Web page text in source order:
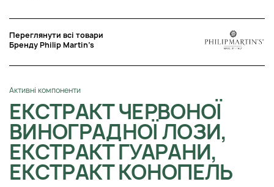
Переглянути всі товари
Бренду Philip Martin’s
Активні компоненти
ЕКСТРАКТ ЧЕРВОНОЇ
ВИНОГРАДНОЇ ЛОЗИ,
ЕКСТРАКТ ГУАРАНИ,
ЕКСТРАКТ КОНОПЕЛЬ